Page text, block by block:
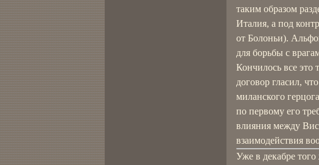
таким образом
Италия, а под
от Болоньи).
для борьбы с
Кончилось все
договор гласил,
миланского
по первому его
влияния между
взаимодействия
Уже в декабре